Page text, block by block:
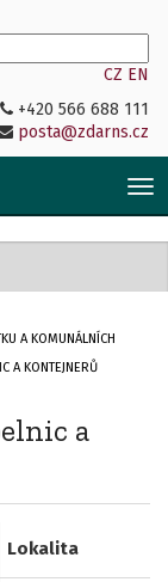
CZ EN
+420 566 688 111
posta@zdarns.cz
A KOMUNÁLNÍCH
A KONTEJNERŮ
a
Lokalita